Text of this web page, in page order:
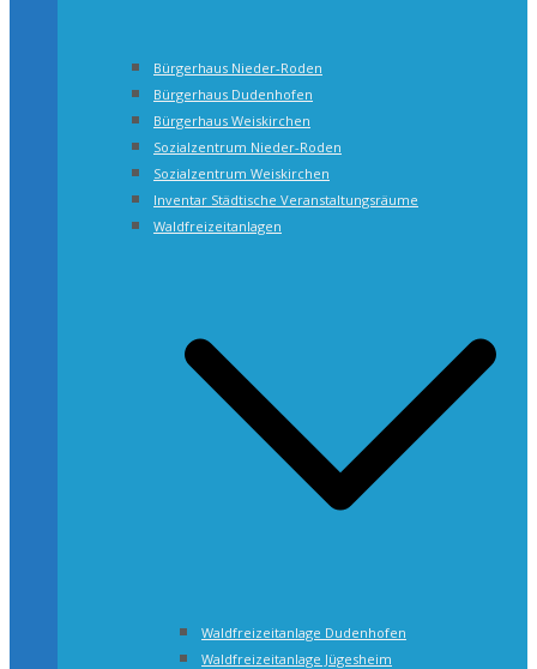
Bürgerhaus Nieder-Roden
Bürgerhaus Dudenhofen
Bürgerhaus Weiskirchen
Sozialzentrum Nieder-Roden
Sozialzentrum Weiskirchen
Inventar Städtische Veranstaltungsräume
Waldfreizeitanlagen
Waldfreizeitanlage Dudenhofen
Waldfreizeitanlage Jügesheim